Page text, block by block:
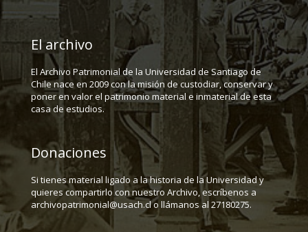
El archivo
El Archivo Patrimonial de la Universidad de Santiago de
Chile nace en 2009 con la misión de custodiar, conservar y
poner en valor el patrimonio material e inmaterial de esta
casa de estudios.
Donaciones
Si tienes material ligado a la historia de la Universidad y
quieres compartirlo con nuestro Archivo, escríbenos a
archivopatrimonial@usach.cl o llámanos al 27180275.